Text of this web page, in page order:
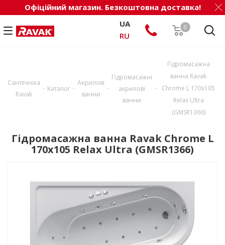
Офіційний магазин. Безкоштовна доставка!
0
UA
RU
Сантехніка
Ravak
- Каталог -
Акрилові
ванни
-
Гідромасажні
акрилові
ванни
-
Гідромасажна
ванна Ravak
Chrome L 170x105
Relax Ultra
(GMSR1366)
Гідромасажна ванна Ravak Chrome L
170x105 Relax Ultra (GMSR1366)